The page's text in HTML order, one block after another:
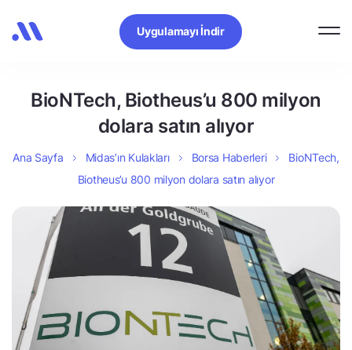
Uygulamayı İndir
BioNTech, Biotheus’u 800 milyon
dolara satın alıyor
Ana Sayfa Midas’ın Kulakları Borsa Haberleri
BioNTech,
Biotheus’u 800 milyon dolara satın alıyor